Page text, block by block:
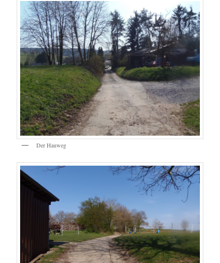
Der Hauweg